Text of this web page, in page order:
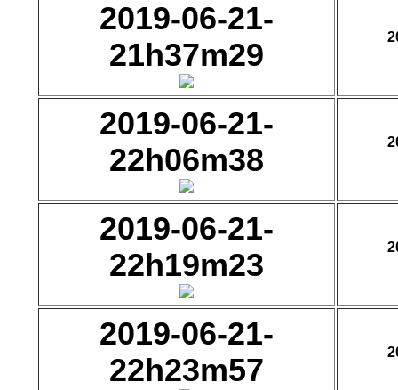
2019-06-21-
21h37m29
2019-06-21-
22h06m38
2019-06-21-
22h19m23
2019-06-21-
22h23m57